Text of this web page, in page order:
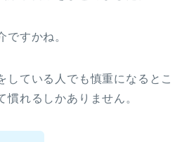
ですかね。
している人でも慎重になるとこ
慣れるしかありません。